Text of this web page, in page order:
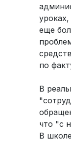
еще
по
В
что "с
В